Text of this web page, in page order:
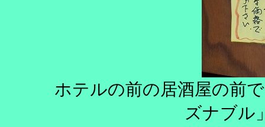
ホテルの前の居酒屋の前
ズナブル